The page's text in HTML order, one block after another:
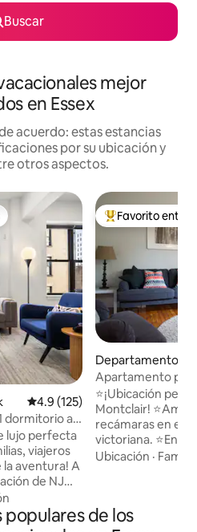
Buscar
mejor
en Essex
acuerdo: estas estancias
por su ubicación y
otros aspectos.
Calificación promedio: 4.9 de
4.9 (125)
dormitorio a
y a 4 minutos
lujo perfecta
viajeros
aventura! A
de NJ
menos de 30
A
aeropuerto
De los mejores
Favorito entre
Departamento
Apartamento
dormitorios -
⭐️¡Ubicación
Montclair!
recámaras en el
victoriana.
congelador.
Ubicación ·
de los